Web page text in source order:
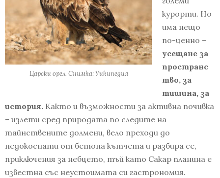
Царски орел. Снимка: Уикипедия
курорти. Но
има нещо
по-ценно –
усещане за
пространс
тво, за
тишина, за
история. Както и възможности за активна почивка
– излети сред природата по следите на
тайнствените долмени, вело преходи до
недокоснати от бетона кътчета и разбира се,
приключения за небцето, тъй като Сакар планина е
известна със неустоимата си гастрономия.